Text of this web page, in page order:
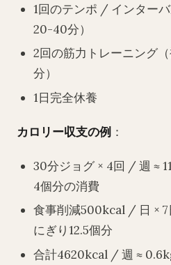
1回のテンポ / インター
20-40分）
2回の筋力トレーニング
分）
1日完全休養
カロリー収支の例 ：
30分ジョグ × 4回 / 週 ≈
4個分の消費
食事削減500kcal / 日 ×
にぎり12.5個分
合計4620kcal / 週 ≈